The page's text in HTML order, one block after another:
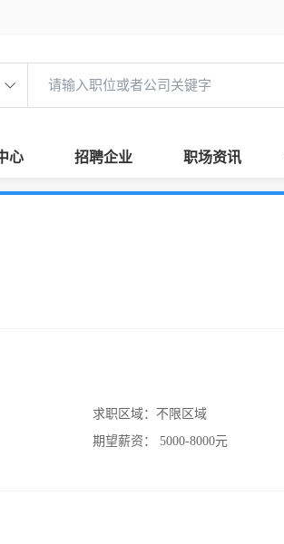
心 招聘企业 职场资讯
求职区域： 不限区域
期望薪资：
5000-8000元